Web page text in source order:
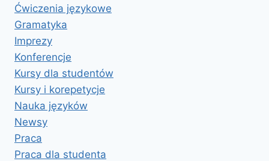
Ćwiczenia językowe
Gramatyka
Imprezy
Konferencje
Kursy dla studentów
Kursy i korepetycje
Nauka języków
Newsy
Praca
Praca dla studenta